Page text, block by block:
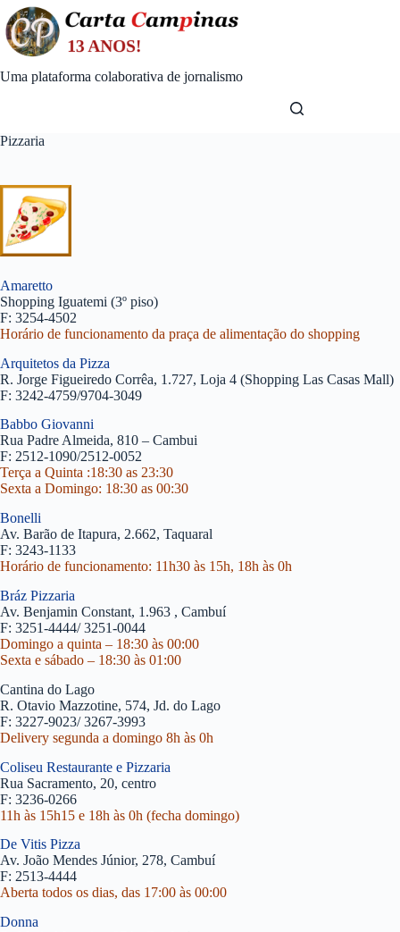
Skip
to
content
Uma plataforma colaborativa de jornalismo
Pizzaria
Amaretto
Shopping Iguatemi (3º piso)
F: 3254-4502
Horário de funcionamento da praça de alimentação do shopping
Arquitetos da Pizza
R. Jorge Figueiredo Corrêa, 1.727, Loja 4 (Shopping Las Casas Mall)
F: 3242-4759/9704-3049
Babbo Giovanni
Rua Padre Almeida, 810 – Cambui
F: 2512-1090/2512-0052
Terça a Quinta :18:30 as 23:30
Sexta a Domingo: 18:30 as 00:30
Bonelli
Av. Barão de Itapura, 2.662, Taquaral
F: 3243-1133
Horário de funcionamento: 11h30 às 15h, 18h às 0h
Bráz Pizzaria
Av. Benjamin Constant, 1.963 , Cambuí
F: 3251-4444/ 3251-0044
Domingo a quinta – 18:30 às 00:00
Sexta e sábado – 18:30 às 01:00
Cantina do Lago
R. Otavio Mazzotine, 574, Jd. do Lago
F: 3227-9023/ 3267-3993
Delivery segunda a domingo 8h às 0h
Coliseu Restaurante e Pizzaria
Rua Sacramento, 20, centro
F: 3236-0266
11h às 15h15 e 18h às 0h (fecha domingo)
De Vitis Pizza
Av. João Mendes Júnior, 278, Cambuí
F: 2513-4444
Aberta todos os dias, das 17:00 às 00:00
Donna